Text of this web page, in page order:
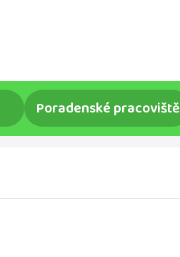
Poradenské pracoviště